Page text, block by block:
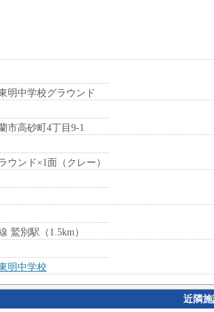
明中学校グラウンド
市高砂町4丁目9-1
ウンド×1面（クレー）
鷲別駅（1.5km）
明中学校
近隣